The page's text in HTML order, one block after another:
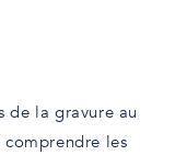
de la gravure au
les